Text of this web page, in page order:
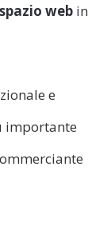
spazio web in
e
importante